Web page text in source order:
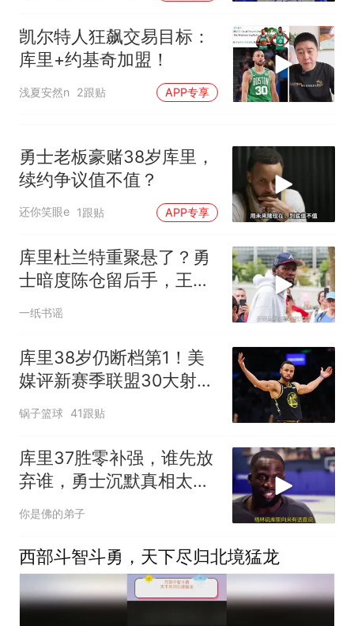
凯尔特人狂飙交易目标：
库里+约基奇加盟！
浅夏安然n 2跟贴 APP专享
勇士老板豪赌38岁库里，
续约争议值不值？
还你笑眼e 1跟贴 APP专享
库里杜兰特重聚悬了？勇
士暗度陈仓留后手，王朝
2.0要来了
一纸书谣
库里38岁仍断档第1！美
媒评新赛季联盟30大射
手：谢泼德15克莱19
锅子篮球 41跟贴
库里37胜零补强，谁先放
弃谁，勇士沉默真相太扎
心
你是佛的弟子
西部斗智斗勇，天下尽归北境猛龙